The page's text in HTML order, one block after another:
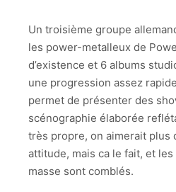
POWERWOLF
POWERWOLF
POWERWOLF
POWERWOLF
POWERWOLF
Un troisième groupe
les power-metalleux de
d’existence et 6 albums
une progression assez
permet de présenter des
scénographie élaborée
très propre, on aimerait plus
attitude, mais ca le fait, et
masse sont comblés.